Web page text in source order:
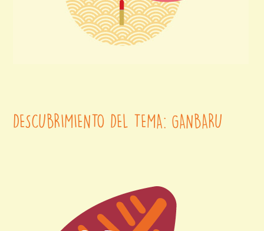
DESCUBRIMIENTO DEL TEMA: GANBARU